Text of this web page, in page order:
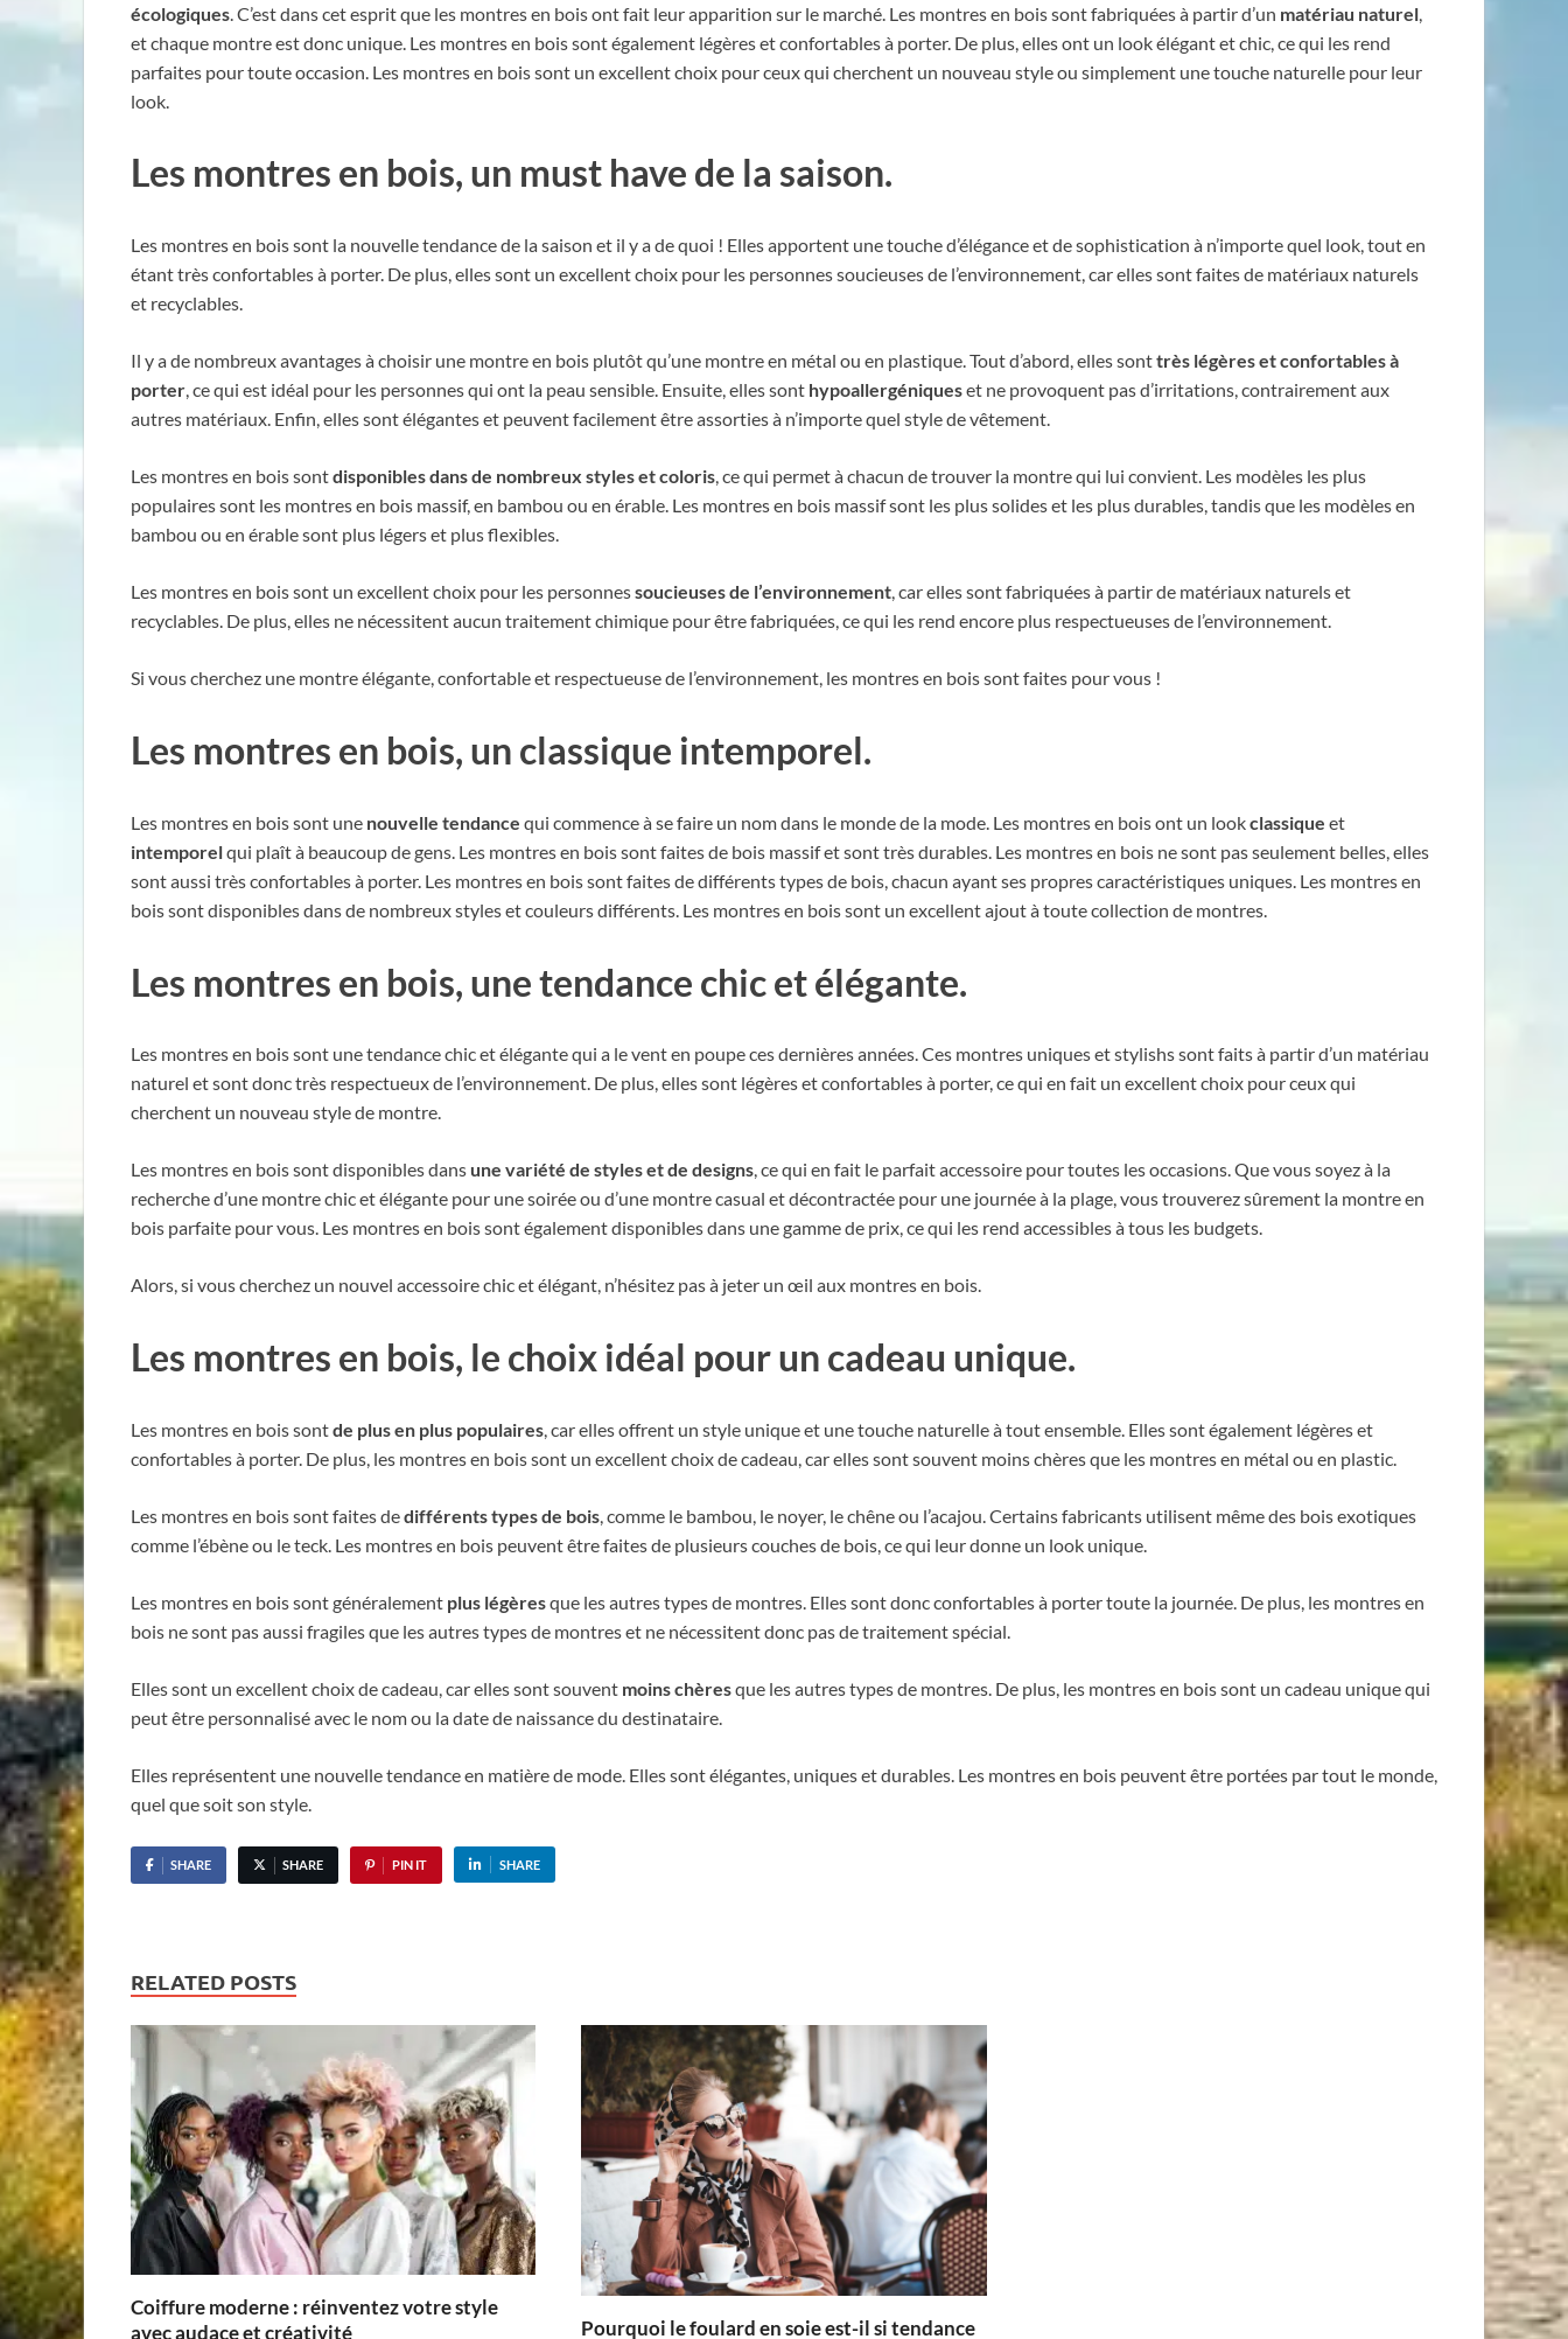
écologiques . C’est dans cet esprit que les montres en bois ont fait leur apparition sur le marché. Les montres en bois sont fabriquées à partir d’un matériau naturel
et chaque montre est donc unique. Les montres en bois sont également légères et confortables à porter. De plus, elles ont un look élégant et chic, ce qui les rend
parfaites pour toute occasion. Les montres en bois sont un excellent choix pour ceux qui cherchent un nouveau style ou simplement une touche naturelle pour leur
look.
Les montres en bois, un must have de la saison.
Les montres en bois sont la nouvelle tendance de la saison et il y a de quoi ! Elles apportent une touche d’élégance et de sophistication à n’importe quel look, tout en
étant très confortables à porter. De plus, elles sont un excellent choix pour les personnes soucieuses de l’environnement, car elles sont faites de matériaux naturels
et recyclables.
Il y a de nombreux avantages à choisir une montre en bois plutôt qu’une montre en métal ou en plastique. Tout d’abord, elles sonttrès légères et confortables à
porter, ce qui est idéal pour les personnes qui ont la peau sensible. Ensuite, elles sont hypoallergéniqueset ne provoquent pas d’irritations, contrairement aux
autres matériaux. Enfin, elles sont élégantes et peuvent facilement être assorties à n’importe quel style de vêtement.
Les montres en bois sontdisponibles dans de nombreux styles et coloris, ce qui permet à chacun de trouver la montre qui lui convient. Les modèles les plus
populaires sont les montres en bois massif, en bambou ou en érable. Les montres en bois massif sont les plus solides et les plus durables, tandis que les modèles en
bambou ou en érable sont plus légers et plus flexibles.
Les montres en bois sont un excellent choix pour les personnessoucieuses de l’environnement, car elles sont fabriquées à partir de matériaux naturels et
recyclables. De plus, elles ne nécessitent aucun traitement chimique pour être fabriquées, ce qui les rend encore plus respectueuses de l’environnement.
Si vous cherchez une montre élégante, confortable et respectueuse de l’environnement, les montres en bois sont faites pour vous !
Les montres en bois, un classique intemporel.
Les montres en bois sont une nouvelle tendance qui commence à se faire un nom dans le monde de la mode. Les montres en bois ont un lookclassique et
intemporelqui plaît à beaucoup de gens. Les montres en bois sont faites de bois massif et sont très durables. Les montres en bois ne sont pas seulement belles, elles
sont aussi très confortables à porter. Les montres en bois sont faites de différents types de bois, chacun ayant ses propres caractéristiques uniques. Les montres en
bois sont disponibles dans de nombreux styles et couleurs différents. Les montres en bois sont un excellent ajout à toute collection de montres.
Les montres en bois, une tendance chic et élégante.
Les montres en bois sont une tendance chic et élégante qui a le vent en poupe ces dernières années. Ces montres uniques et stylishs sont faits à partir d’un matériau
naturel et sont donc très respectueux de l’environnement. De plus, elles sont légères et confortables à porter, ce qui en fait un excellent choix pour ceux qui
cherchent un nouveau style de montre.
Les montres en bois sont disponibles dans une variété de styles et de designs, ce qui en fait le parfait accessoire pour toutes les occasions. Que vous soyez à la
recherche d’une montre chic et élégante pour une soirée ou d’une montre casual et décontractée pour une journée à la plage, vous trouverez sûrement la montre en
bois parfaite pour vous. Les montres en bois sont également disponibles dans une gamme de prix, ce qui les rend accessibles à tous les budgets.
Alors, si vous cherchez un nouvel accessoire chic et élégant, n’hésitez pas à jeter un œil aux montres en bois.
Les montres en bois, le choix idéal pour un cadeau unique.
Les montres en bois sontde plus en plus populaires, car elles offrent un style unique et une touche naturelle à tout ensemble. Elles sont également légères et
confortables à porter. De plus, les montres en bois sont un excellent choix de cadeau, car elles sont souvent moins chères que les montres en métal ou en plastic.
Les montres en bois sont faites dedifférents types de bois, comme le bambou, le noyer, le chêne ou l’acajou. Certains fabricants utilisent même des bois exotiques
comme l’ébène ou le teck. Les montres en bois peuvent être faites de plusieurs couches de bois, ce qui leur donne un look unique.
Les montres en bois sont généralement plus légèresque les autres types de montres. Elles sont donc confortables à porter toute la journée. De plus, les montres en
bois ne sont pas aussi fragiles que les autres types de montres et ne nécessitent donc pas de traitement spécial.
Elles sont un excellent choix de cadeau, car elles sont souvent moins chèresque les autres types de montres. De plus, les montres en bois sont un cadeau unique qui
peut être personnalisé avec le nom ou la date de naissance du destinataire.
Elles représentent une nouvelle tendance en matière de mode. Elles sont élégantes, uniques et durables. Les montres en bois peuvent être portées par tout le monde,
quel que soit son style.
SHARE SHARE PIN IT SHARE
RELATED POSTS
Coiffure moderne : réinventez votre style
avec audace et créativité
Pourquoi le foulard en soie est-il si tendance